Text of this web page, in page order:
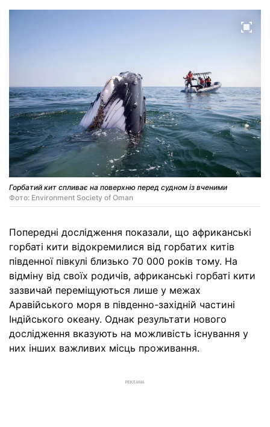
Горбатий кит спливає на поверхню перед судном із вченими
Фото: Environment Society of Oman
Попередні дослідження показали, що африканські
горбаті кити відокремилися від горбатих китів
південної півкулі близько 70 000 років тому. На
відміну від своїх родичів, африканські горбаті кити
зазвичай переміщуються лише у межах
Аравійського моря в південно-західній частині
Індійського океану. Однак результати нового
дослідження вказують на можливість існування у
них інших важливих місць проживання.
РЕКЛАМА